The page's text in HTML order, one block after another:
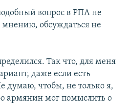
вопрос в РПА не
мнению, обсуждаться не
Так что, для меня
даже если есть
думаю, чтобы, не только я,
армянин мог помыслить о